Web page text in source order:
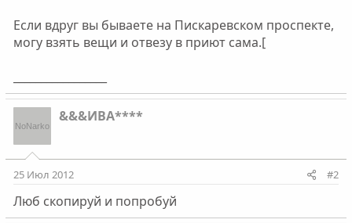
Если вдруг вы бываете на Пискаревском проспекте,
могу взять вещи и отвезу в приют сама.[
&&&ИВА****
25 Июл 2012 #2
Люб скопируй и попробуй